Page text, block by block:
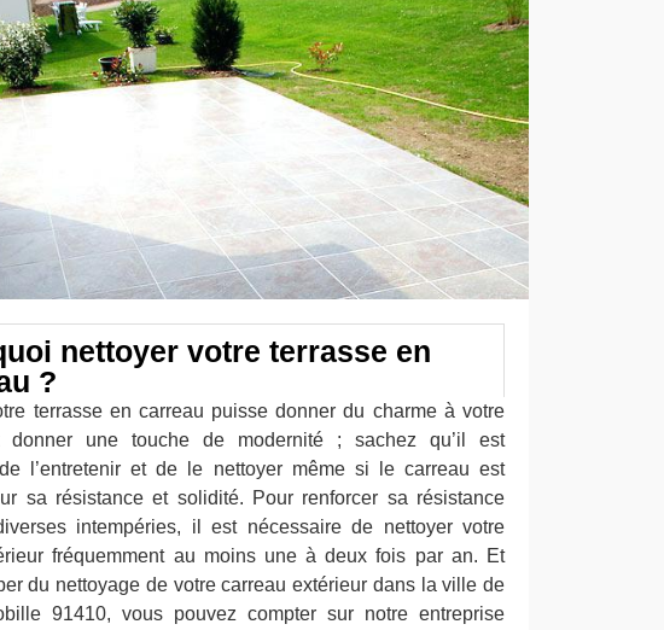
nettoyer votre terrasse en
?
terrasse en carreau puisse donner du charme à votre
donner une touche de modernité ; sachez qu’il est
l’entretenir et de le nettoyer même si le carreau est
sa résistance et solidité. Pour renforcer sa résistance
intempéries, il est nécessaire de nettoyer votre
fréquemment au moins une à deux fois par an. Et
du nettoyage de votre carreau extérieur dans la ville de
91410, vous pouvez compter sur notre entreprise